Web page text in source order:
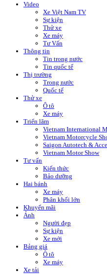
Video
Xe Việt Nam TV
Sự kiện
Thử xe
Xe máy
Tư Vấn
Thông tin
Tin trong nước
Tin quốc tế
Thị trường
Trong nước
Quốc tế
Thử xe
Ô tô
Xe máy
Triển lãm
Vietnam International
Vietnam Motorcycle
Saigon Autotech &
Vietnam Motor Show
Tư vấn
Kiến thức
Bảo dưỡng
Hai bánh
Xe máy
Phân khối lớn
Khuyến mãi
Ảnh
Người đẹp
Sự kiện
Xe mới
Bảng giá
Ô tô
Xe máy
Xe tải